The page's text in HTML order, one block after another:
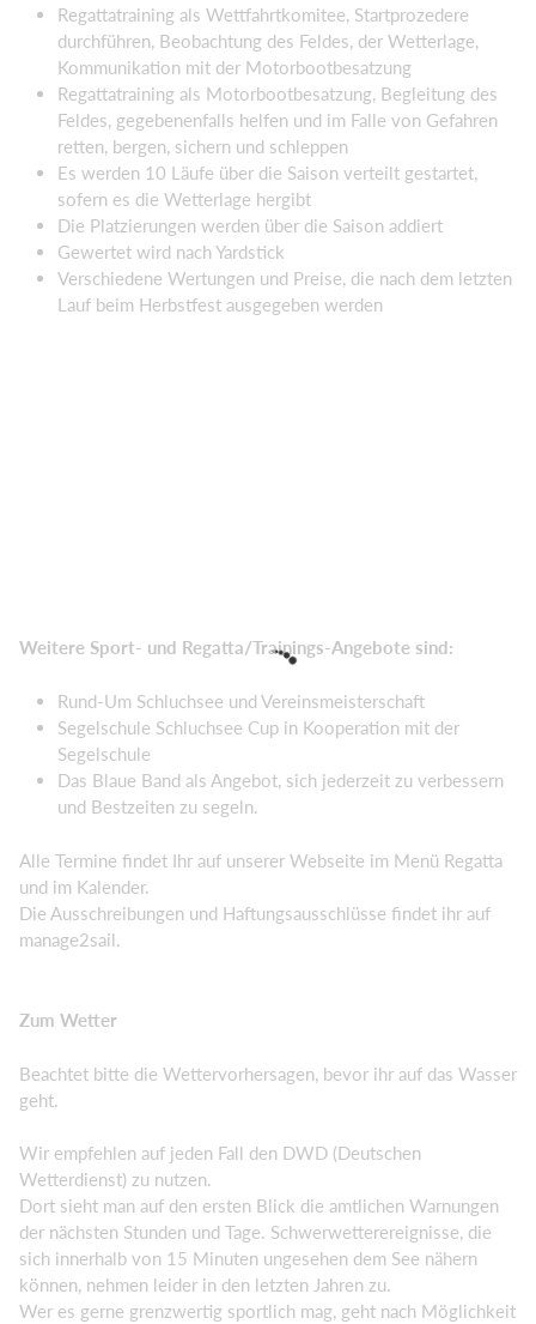
Regattatraining als Wettfahrtkomitee, Startprozedere
durchführen, Beobachtung des Feldes, der Wetterlage,
Kommunikation mit der Motorbootbesatzung
Regattatraining als Motorbootbesatzung, Begleitung des
Feldes, gegebenenfalls helfen und im Falle von Gefahren
retten, bergen, sichern und schleppen
Es werden 10 Läufe über die Saison verteilt gestartet,
sofern es die Wetterlage hergibt
Die Platzierungen werden über die Saison addiert
Gewertet wird nach Yardstick
Verschiedene Wertungen und Preise, die nach dem letzten
Lauf beim Herbstfest ausgegeben werden
Weitere Sport- und Regatta/Trainings-Angebote sind:
Rund-Um Schluchsee und Vereinsmeisterschaft
Segelschule Schluchsee Cup in Kooperation mit der
Segelschule
Das Blaue Band als Angebot, sich jederzeit zu verbessern
und Bestzeiten zu segeln.
Alle Termine findet Ihr auf unserer Webseite im Menü Regatta
und im Kalender.
Die Ausschreibungen und Haftungsausschlüsse findet ihr auf
manage2sail.
Zum Wetter
Beachtet bitte die Wettervorhersagen, bevor ihr auf das Wasser
geht.
Wir empfehlen auf jeden Fall den DWD (Deutschen
Wetterdienst) zu nutzen.
Dort sieht man auf den ersten Blick die amtlichen Warnungen
der nächsten Stunden und Tage. Schwerwetterereignisse, die
sich innerhalb von 15 Minuten ungesehen dem See nähern
können, nehmen leider in den letzten Jahren zu.
Wer es gerne grenzwertig sportlich mag, geht nach Möglichkeit